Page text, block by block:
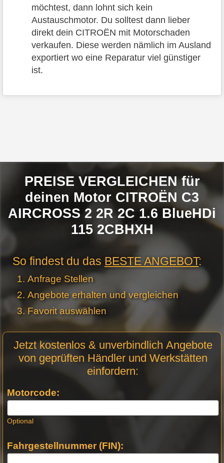
möchtest, dann lohnt sich kein
Austauschmotor. Du solltest dann lieber
direkt dein CITROËN mit Motorschaden
verkaufen. Diese werden nämlich im Ausland
exportiert wo eine Reparatur viel günstiger
ist.
PREISE VERGLEICHEN für
deinen Motor CITROËN C3
AIRCROSS 2 2R 2C 1.6 BlueHDi
115 2CBHXH
So findest du das BESTE ANGEBOT:
Anfrage Stellen
Angebote erhalten und vergleichen
Favorit auswählen
Anfrage
Stellen -
Jetzt kostenlos & unverbindlich Angebote
von geprüften Händler und Werkstätten
einfordern:
Motorcode:
Optional
Fahrgestellnummer (FIN):